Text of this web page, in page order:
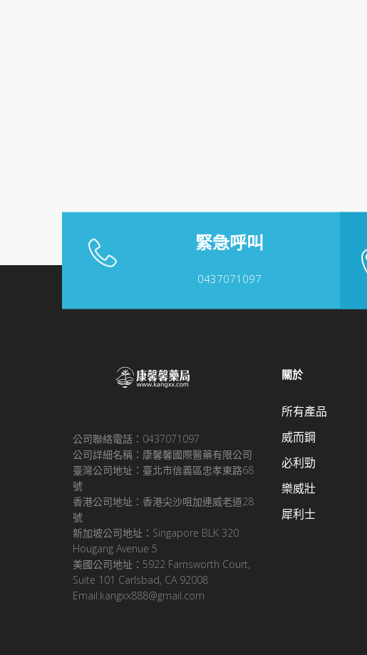
緊急呼叫
0437071097
公司聯絡電話：0437071097
公司詳細名稱：康馨馨國際醫藥有限公司
臺灣公司地址：臺北市信義區忠孝東路68
號
香港公司地址：香港尖沙咀加連威老道28
號
新加坡公司地址：Singapore BLK 320
Hougang Avenue 5
美國公司地址：5922 Farnsworth Court,
Suite 101 Carlsbad, CA 92008
Email:kangxx888@gmail.com
關於
所有產品
威而鋼
必利勁
樂威壯
犀利士